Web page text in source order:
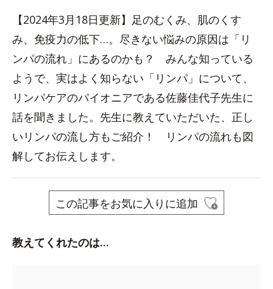
【2024年3月18日更新】足のむくみ、肌のくす
み、免疫力の低下…。尽きない悩みの原因は「リ
ンパの流れ」にあるのかも？ みんな知っている
ようで、実はよく知らない「リンパ」について、
リンパケアのパイオニアである佐藤佳代子先生に
話を聞きました。先生に教えていただいた、正し
いリンパの流し方もご紹介！ リンパの流れも図
解してお伝えします。
この記事をお気に入りに追加
教えてくれたのは…